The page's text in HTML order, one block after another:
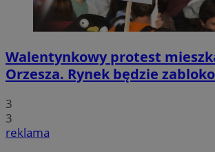
Walentynkowy protest
Orzesza. Rynek będzie
3
3
reklama